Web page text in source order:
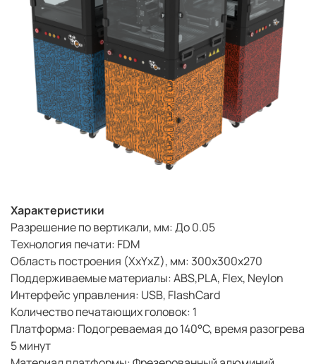
Характеристики
Разрешение по вертикали, мм: До 0.05
Технология печати: FDM
Область построения (XxYxZ), мм: 300х300х270
Поддерживаемые материалы: ABS,PLA, Flex, Neylon
Интерфейс управления: USB, FlashCard
Количество печатающих головок: 1
Платформа: Подогреваемая до 140°C, время разогрева
5 минут